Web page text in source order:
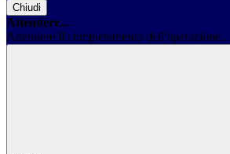
Chiudi
Attendere...
Attendere il completamento dell'operazione...